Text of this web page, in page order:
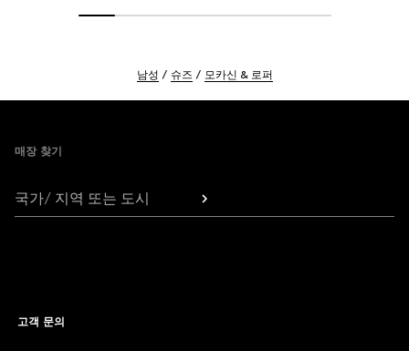
남성 슈즈 모카신 & 로퍼
매장 찾기
국가/ 지역 또는 도시
고객 문의